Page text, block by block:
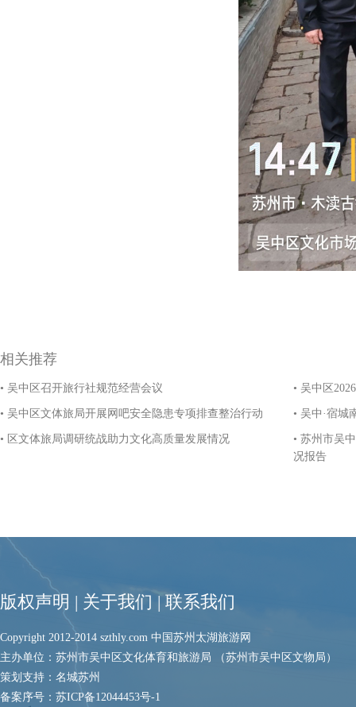
相关推荐
• 吴中区召开旅行社规范经营会议 • 吴中区
• 吴中区文体旅局开展网吧安全隐患专项排查整治行动 • 吴中·宿城
• 区文体旅局调研统战助力文化高质量发展情况
• 苏州市吴
况报告
版权声明 | 关于我们 |联系我们
Copyright 2012-2014 szthly.com 中国苏州太湖旅游网
主办单位：苏州市吴中区文化体育和旅游局 （苏州市吴中区文物局）
策划支持：名城苏州
备案序号： 苏ICP备12044453号-1